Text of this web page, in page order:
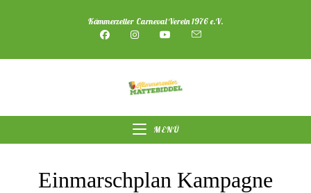
Kämmerzeller Carneval Verein 1976 e.V.
MENÜ
Einmarschplan Kampagne